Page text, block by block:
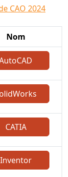
CAO 2024
Nom
CATIA
Inventor